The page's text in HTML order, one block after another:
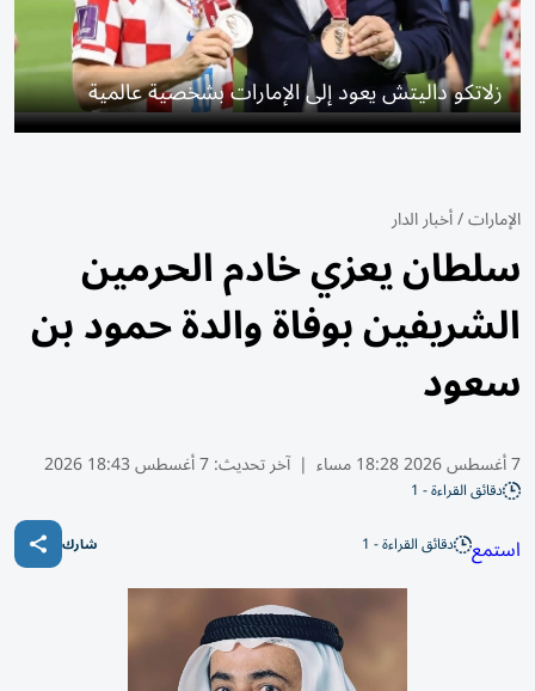
زلاتكو داليتش يعود إلى الإمارات بشخصية عالمية
الإمارات/أخبار الدار
سلطان يعزي خادم الحرمين
الشريفين بوفاة والدة حمود بن
سعود
7 أغسطس 2026 18:28 مساء | آخر تحديث:7 أغسطس 18:43 2026
دقائق القراءة - 1
استمع دقائق القراءة - 1 شارك